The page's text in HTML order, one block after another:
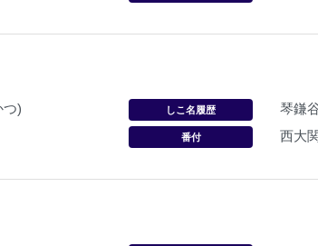
つ) しこ名履歴 琴鎌
番付 西大関